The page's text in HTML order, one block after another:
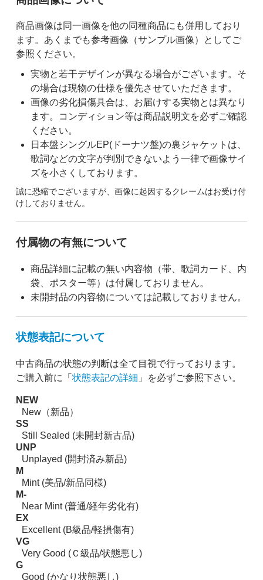
商品画像は同一画像を他の同種商品にも併用しており
ます。あくまでも参考画像（サンプル画像）としてご
参照ください。
実物と若干デザインが異なる場合がございます。そ
の場合は現物の仕様を優先させていただきます。
画像の劣化損傷具合は、お届けする実物とは異なり
ます。コンディション等は商品説明文を必ずご確認
ください。
日本盤シングルEP(ドーナツ盤)の裏ジャケットは、
歌詞などの文字が判別できないよう一律で画像サイ
ズを小さくしております。
誠に恐縮でございますが、画像に起因するクレームはお受け付
けしておりません。
付属物の有無について
商品詳細に記載の無い内容物（帯、歌詞カード、内
袋、ポスター等）は付属しておりません。
未開封品の内容物については記載しておりません。
状態表記について
中古商品の状態の判断は全て目視で行っております。
ご購入前に「 状態表記の詳細 」を必ずご参照下さい。
NEW
New（新品）
SS
Still Sealed (未開封新古品)
UNP
Unplayed (開封済み新品)
M
Mint (美品/新品同様)
M-
Near Mint (普通/経年劣化有)
EX
Excellent (B級品/軽損傷有)
VG
Very Good (Ｃ級品/状態悪し)
G
Good (かなり状態悪し)